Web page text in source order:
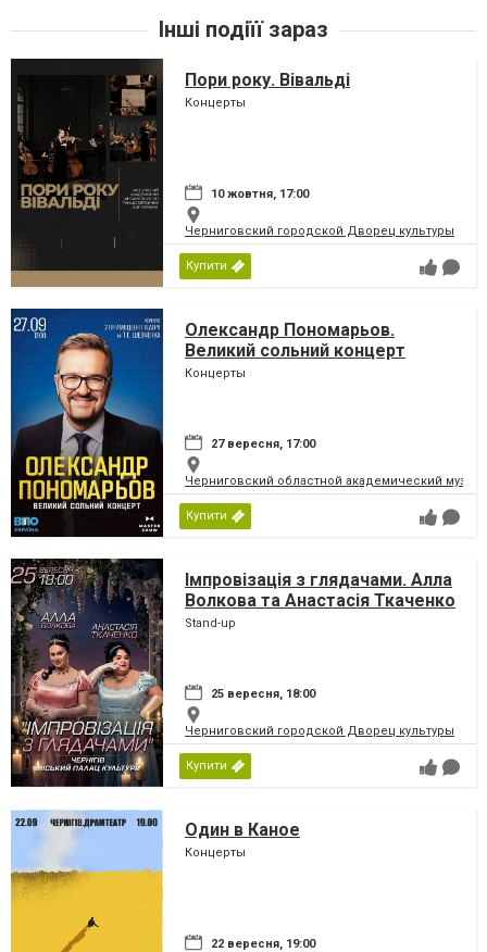
Інші подіїї зараз
Пори року. Вівальді
Концерты
10 жовтня, 17:00
Черниговский городской Дворец культуры
Купити
Олександр Пономарьов.
Великий сольний концерт
Концерты
27 вересня, 17:00
Черниговский областной академический
Купити
Імпровізація з глядачами. Алла
Волкова та Анастасія Ткаченко
Stand-up
25 вересня, 18:00
Черниговский городской Дворец культуры
Купити
Один в Каное
Концерты
22 вересня, 19:00